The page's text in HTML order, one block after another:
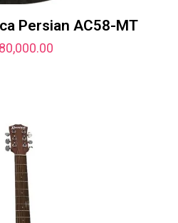
Persian AC58-MT